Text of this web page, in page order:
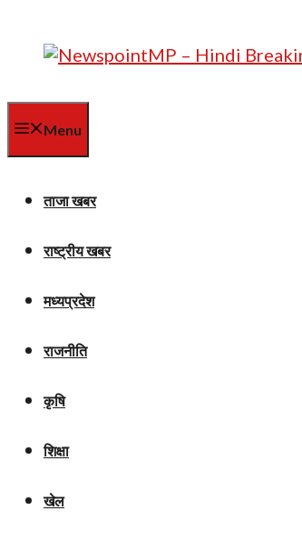
content
Menu
ताजा खबर
राष्ट्रीय खबर
मध्यप्रदेश
राजनीति
कृषि
शिक्षा
खेल